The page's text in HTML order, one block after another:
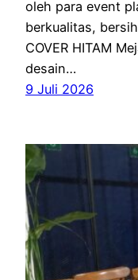
oleh para event
berkualitas,
COVER HITAM
desain…
9 Juli 2026